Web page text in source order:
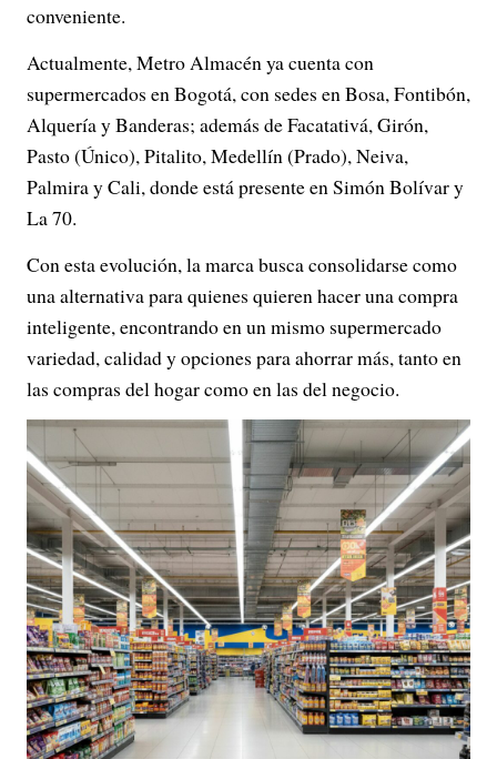
conveniente.
Actualmente, Metro Almacén ya cuenta con
supermercados en Bogotá, con sedes en Bosa, Fontibón,
Alquería y Banderas; además de Facatativá, Girón,
Pasto (Único), Pitalito, Medellín (Prado), Neiva,
Palmira y Cali, donde está presente en Simón Bolívar y
La 70.
Con esta evolución, la marca busca consolidarse como
una alternativa para quienes quieren hacer una compra
inteligente, encontrando en un mismo supermercado
variedad, calidad y opciones para ahorrar más, tanto en
las compras del hogar como en las del negocio.